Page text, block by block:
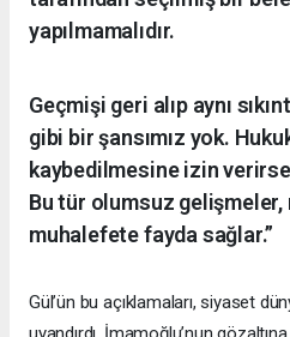
yapılmamalıdır.
Geçmişi geri alıp aynı
gibi bir şansımız yok.
kaybedilmesine izin
Bu tür olumsuz gelişmeler,
muhalefete fayda sağlar.”
Gül’ün bu açıklamaları, siyaset